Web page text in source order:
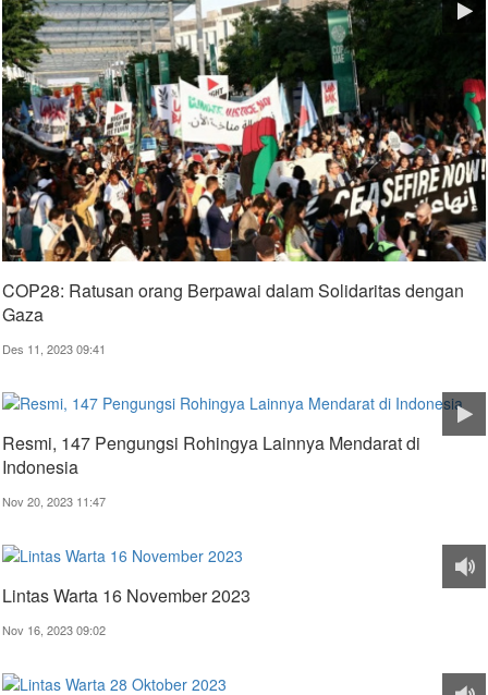
COP28: Ratusan orang Berpawai dalam Solidaritas dengan
Gaza
Des 11, 2023 09:41
Resmi, 147 Pengungsi Rohingya Lainnya Mendarat di
Indonesia
Nov 20, 2023 11:47
Lintas Warta 16 November 2023
Nov 16, 2023 09:02